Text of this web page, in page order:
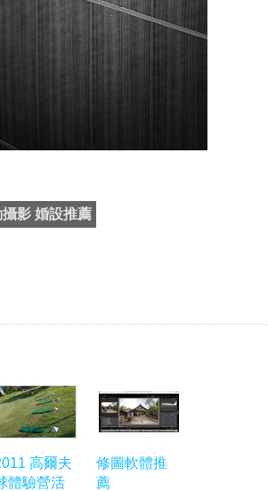
影 婚設推薦
高爾夫
體驗營活
修圖軟體推
薦